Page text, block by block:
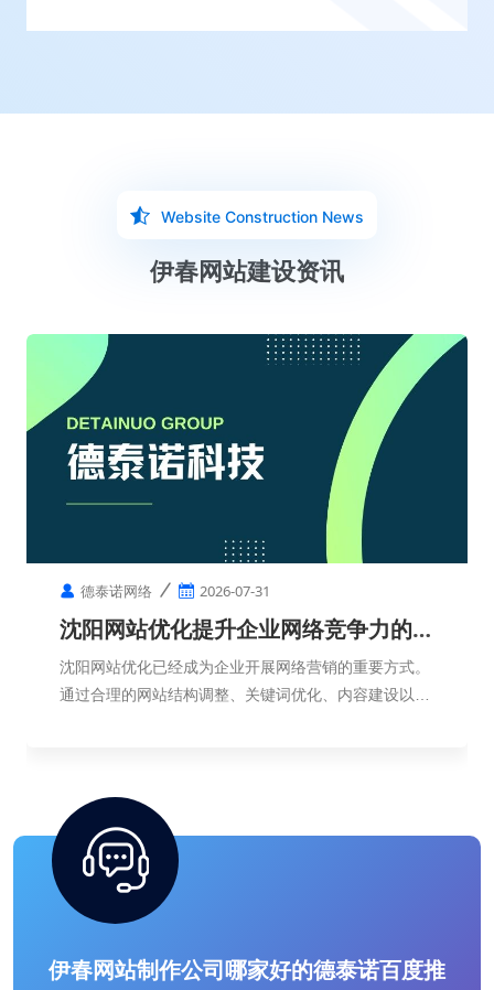
Website Construction News
伊春网站建设资讯
德泰诺网络 2026-07-31
沈阳网站优化提升企业网络竞争力的重
要方式
沈阳网站优化已经成为企业开展网络营销的重要方式。
通过合理的网站结构调整、关键词优化、内容建设以及
伊春网站制作公司哪家好的德泰诺百度推